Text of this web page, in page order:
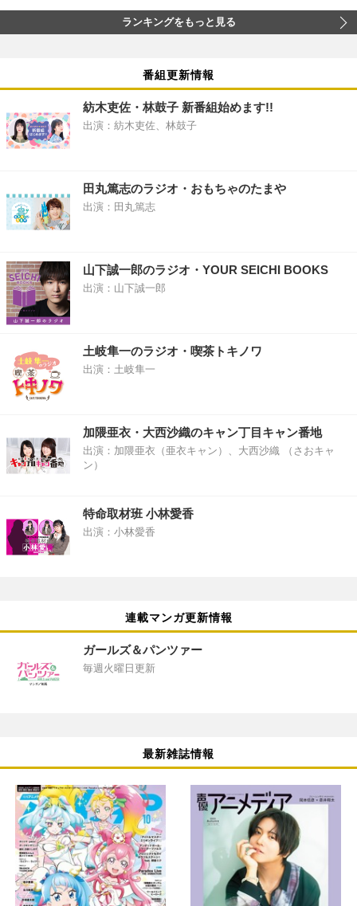
ランキングをもっと見る
番組更新情報
紡木吏佐・林鼓子 新番組始めます!!
出演：紡木吏佐、林鼓子
田丸篤志のラジオ・おもちゃのたまや
出演：田丸篤志
山下誠一郎のラジオ・YOUR SEICHI BOOKS
出演：山下誠一郎
土岐隼一のラジオ・喫茶トキノワ
出演：土岐隼一
加隈亜衣・大西沙織のキャン丁目キャン番地
出演：加隈亜衣（亜衣キャン）、大西沙織 （さおキャ
ン）
特命取材班 小林愛香
出演：小林愛香
連載マンガ更新情報
ガールズ＆パンツァー
毎週火曜日更新
最新雑誌情報